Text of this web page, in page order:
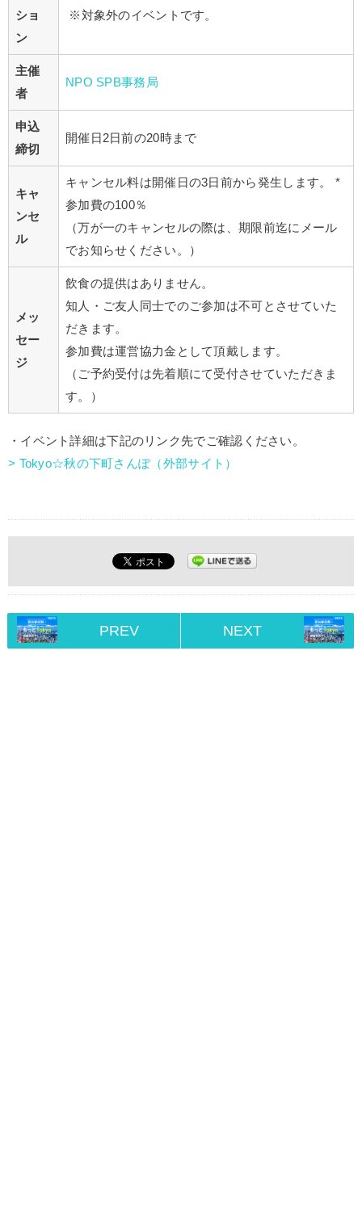
ショ
ン
※対象外のイベントです。
主催
者
NPO SPB事務局
申込
締切
開催日2日前の20時まで
キャ
ンセ
ル
キャンセル料は開催日の3日前から発生します。 *
参加費の100％
（万が一のキャンセルの際は、期限前迄にメール
でお知らせください。）
メッ
セー
ジ
飲食の提供はありません。
知人・ご友人同士でのご参加は不可とさせていた
だきます。
参加費は運営協力金として頂戴します。
（ご予約受付は先着順にて受付させていただきま
す。）
・イベント詳細は下記のリンク先でご確認ください。
> Tokyo☆秋の下町さんぽ（外部サイト）
PREV NEXT